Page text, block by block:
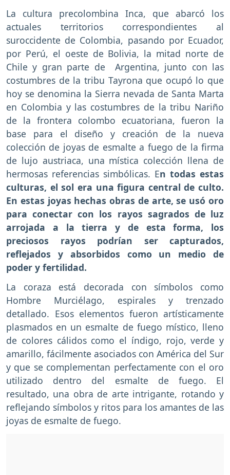
La cultura precolombina Inca, que abarcó los
actuales territorios correspondientes al
suroccidente de Colombia, pasando por Ecuador,
por Perú, el oeste de Bolivia, la mitad norte de
Chile y gran parte de Argentina, junto con las
costumbres de la tribu Tayrona que ocupó lo que
hoy se denomina la Sierra nevada de Santa Marta
en Colombia y las costumbres de la tribu Nariño
de la frontera colombo ecuatoriana, fueron la
base para el diseño y creación de la nueva
colección de joyas de esmalte a fuego de la firma
de lujo austriaca, una mística colección llena de
hermosas referencias simbólicas. En todas estas
culturas, el sol era una figura central de culto.
En estas joyas hechas obras de arte, se usó oro
para conectar con los rayos sagrados de luz
arrojada a la tierra y de esta forma, los
preciosos rayos podrían ser capturados,
reflejados y absorbidos como un medio de
poder y fertilidad.
La coraza está decorada con símbolos como
Hombre Murciélago, espirales y trenzado
detallado. Esos elementos fueron artísticamente
plasmados en un esmalte de fuego místico, lleno
de colores cálidos como el índigo, rojo, verde y
amarillo, fácilmente asociados con América del Sur
y que se complementan perfectamente con el oro
utilizado dentro del esmalte de fuego. El
resultado, una obra de arte intrigante, rotando y
reflejando símbolos y ritos para los amantes de las
joyas de esmalte de fuego.